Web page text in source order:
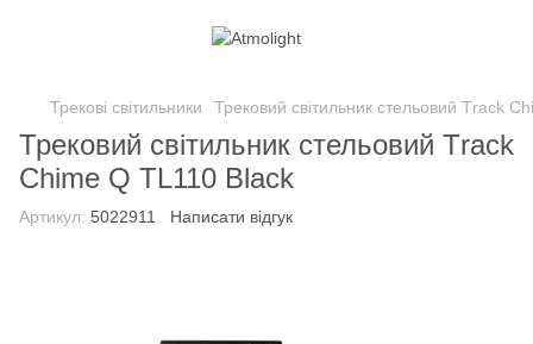
Трекові світильники Трековий світильник стельовий Тrack
Трековий світильник стельовий Тrack
Chime Q TL110 Black
Артикул: 5022911 Написати відгук